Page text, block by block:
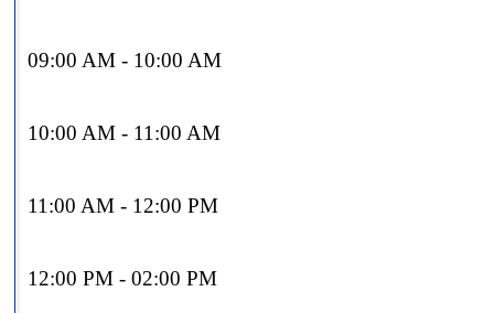
09:00 AM - 10:00 AM
10:00 AM - 11:00 AM
11:00 AM - 12:00 PM
12:00 PM - 02:00 PM